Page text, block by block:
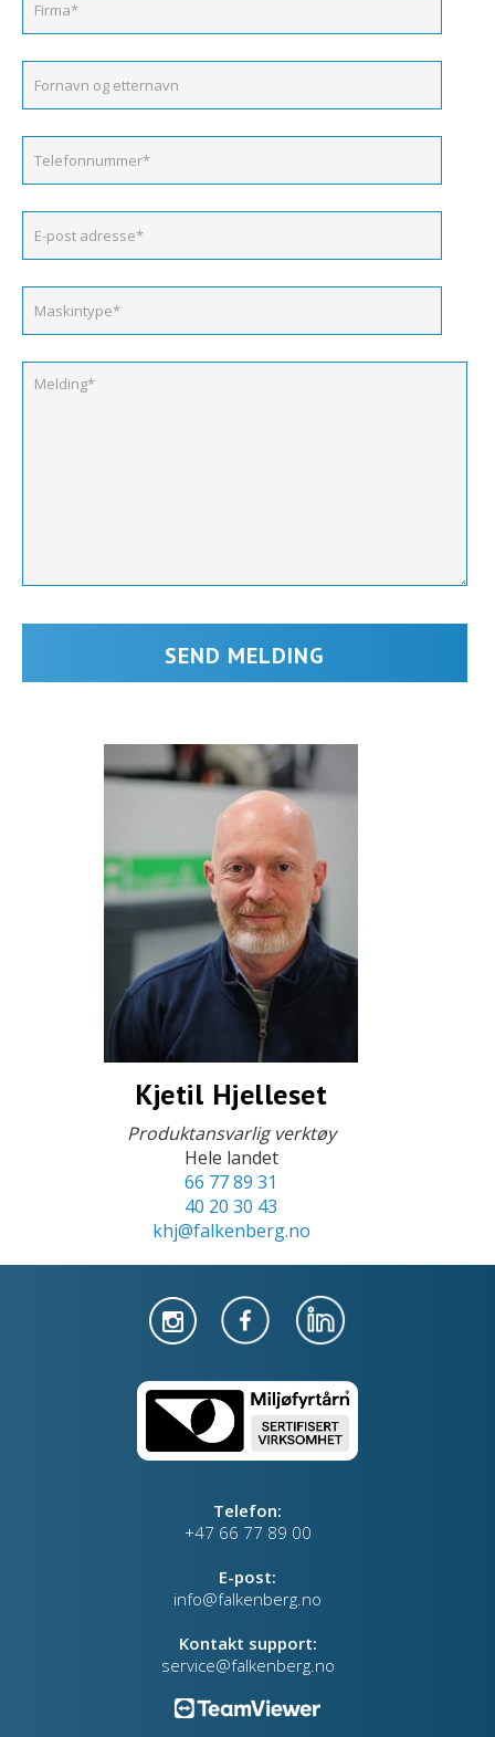
Kjetil Hjelleset
Produktansvarlig verktøy
Hele landet
66 77 89 31
40 20 30 43
khj@falkenberg.no
Telefon:
+47 66 77 89 00
E-post:
info@falkenberg.no
Kontakt support:
service@falkenberg.no